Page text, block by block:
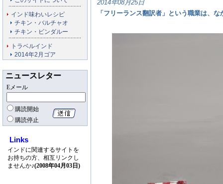
インド味わいレシピ
チキン・バルチャオ
チキン・ビンダルー
トラベルインド
2014年2月ゴア
ニュースレター
Eメール
購読開始
購読停止
Links
インドに関連するサイトを
お持ちの方、相互リンクし
ませんか♪(2008年04月03日)
2014年08月25日
「フリーランス翻訳者」という職業は、